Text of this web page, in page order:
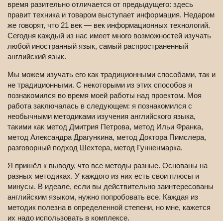
время разительно отличается от предыдущего: здесь
правит техника и товаром выступает информация. Недаром
же говорят, что 21 век — век информационных технологий.
Сегодня каждый из нас имеет много возможностей изучать
любой иностранный язык, самый распространенный
английский язык.
Мы можем изучать его как традиционными способами, так и
не традиционными. С некоторыми из этих способов я
познакомился во время моей работы над проектом. Моя
работа заключалась в следующем: я познакомился с
необычными методиками изучения английского языка,
такими как метод Дмитрия Петрова, метод Ильи Франка,
метод Александра Драгункина, метод Доктора Пимслера,
разговорный подход Шехтера, метод Гунненмарка.
Я пришёл к выводу, что все методы разные. Основаны на
разных методиках. У каждого из них есть свои плюсы и
минусы. В идеале, если вы действительно заинтересованы
английским языком, нужно попробовать все. Каждая из
методик полезна в определенной степени, но мне, кажется
их надо использовать в комплексе.